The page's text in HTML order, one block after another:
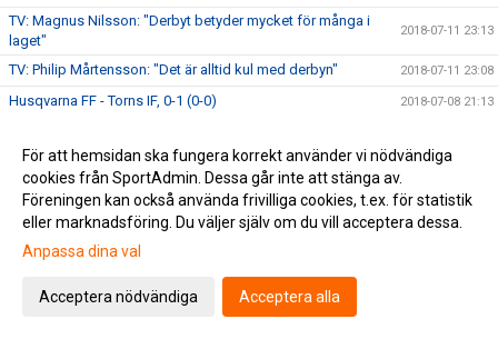
TV: Magnus Nilsson: "Derbyt betyder mycket för många i
laget"
2018-07-11 23:13
TV: Philip Mårtensson: "Det är alltid kul med derbyn" 2018-07-11 23:08
Husqvarna FF - Torns IF, 0-1 (0-0) 2018-07-08 21:13
Inför Husqvarna FF - Torns IF 2018-07-06 20:00
TV: Niklas Nilsson: "Med lite tur hade vi fått ett poäng mot
Malmö FF"
2018-07-05 21:03
underskatta"
Malmö FF - Torns IF, 3-1 (1-0, 0-0, 2-1)
För att hemsidan ska fungera korrekt använder vi nödvändiga
cookies från SportAdmin. Dessa går inte att stänga av.
Föreningen kan också använda frivilliga cookies, t.ex. för statistik
eller marknadsföring. Du väljer själv om du vill acceptera dessa.
Anpassa dina val
Acceptera nödvändiga Acceptera alla